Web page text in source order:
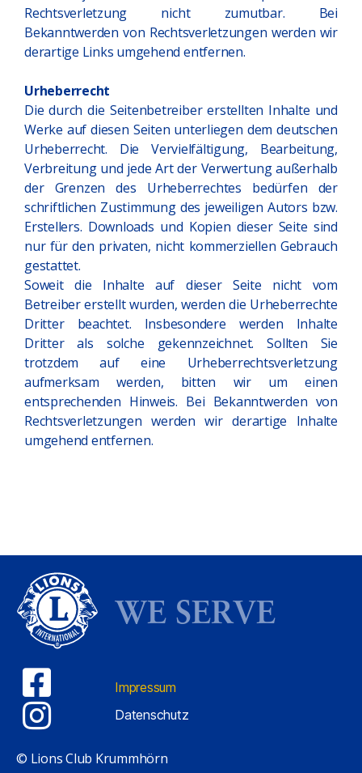
Rechtsverletzung nicht zumutbar. Bei
Bekanntwerden von Rechtsverletzungen werden wir
derartige Links umgehend entfernen.
Urheberrecht
Die durch die Seitenbetreiber erstellten Inhalte und
Werke auf diesen Seiten unterliegen dem deutschen
Urheberrecht. Die Vervielfältigung, Bearbeitung,
Verbreitung und jede Art der Verwertung außerhalb
der Grenzen des Urheberrechtes bedürfen der
schriftlichen Zustimmung des jeweiligen Autors bzw.
Erstellers. Downloads und Kopien dieser Seite sind
nur für den privaten, nicht kommerziellen Gebrauch
gestattet.
Soweit die Inhalte auf dieser Seite nicht vom
Betreiber erstellt wurden, werden die Urheberrechte
Dritter beachtet. Insbesondere werden Inhalte
Dritter als solche gekennzeichnet. Sollten Sie
trotzdem auf eine Urheberrechtsverletzung
aufmerksam werden, bitten wir um einen
entsprechenden Hinweis. Bei Bekanntwerden von
Rechtsverletzungen werden wir derartige Inhalte
umgehend entfernen.
WE SERVE
Impressum
Datenschutz
© Lions Club Krummhörn